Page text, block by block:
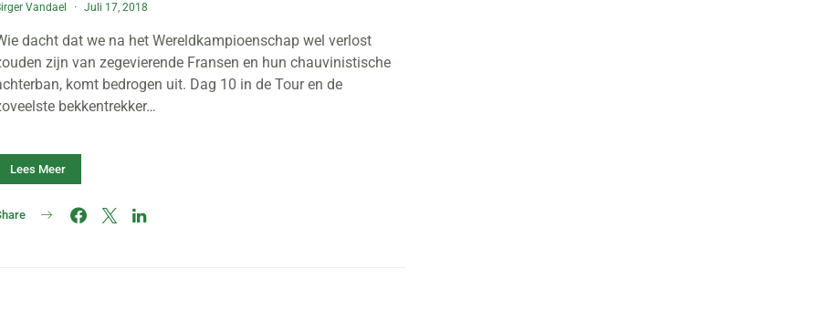
Vandael Juli 17, 2018
dacht dat we na het Wereldkampioenschap wel verlost
zijn van zegevierende Fransen en hun chauvinistische
komt bedrogen uit. Dag 10 in de Tour en de
bekkentrekker…
Lees Meer